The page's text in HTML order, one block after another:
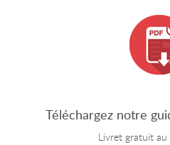
Téléchargez notre
Livret gratuit